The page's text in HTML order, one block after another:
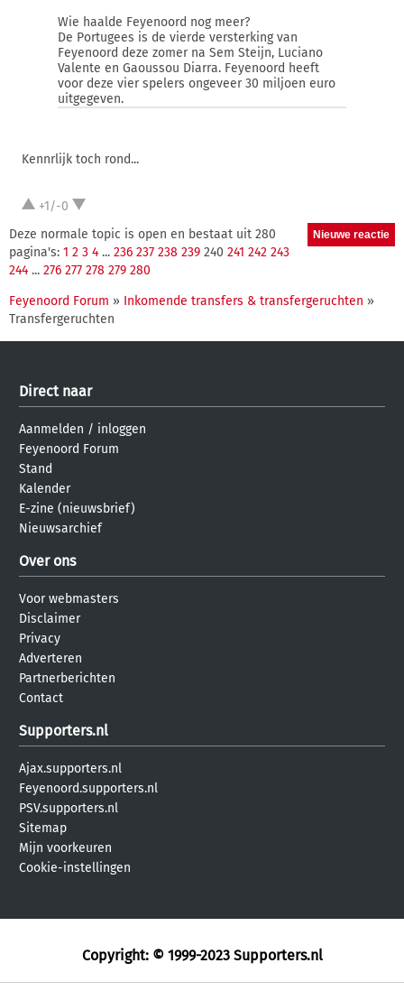
Wie haalde Feyenoord nog meer?
De Portugees is de vierde versterking van
Feyenoord deze zomer na Sem Steijn, Luciano
Valente en Gaoussou Diarra. Feyenoord heeft
voor deze vier spelers ongeveer 30 miljoen euro
uitgegeven.
Kennrlijk toch rond...
+1/-0
Deze normale topic is open en bestaat uit 280
pagina's: 1 2 3 4 ... 236 237 238 239 240 241 242 243
244 ... 276 277 278 279 280
Feyenoord Forum » Inkomende transfers & transfergeruchten »
Transfergeruchten
Direct naar
Aanmelden / inloggen
Feyenoord Forum
Stand
Kalender
E-zine (nieuwsbrief)
Nieuwsarchief
Over ons
Voor webmasters
Disclaimer
Privacy
Adverteren
Partnerberichten
Contact
Supporters.nl
Ajax.supporters.nl
Feyenoord.supporters.nl
PSV.supporters.nl
Sitemap
Mijn voorkeuren
Cookie-instellingen
Copyright: © 1999-2023 Supporters.nl